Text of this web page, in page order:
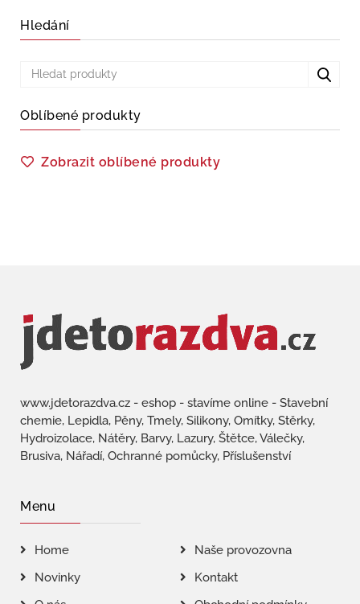
Hledání
Oblíbené produkty
Zobrazit oblíbené produkty
www.jdetorazdva.cz - eshop - stavíme online - Stavební
chemie, Lepidla, Pěny, Tmely, Silikony, Omítky, Stěrky,
Hydroizolace, Nátěry, Barvy, Lazury, Štětce, Válečky,
Brusiva, Nářadí, Ochranné pomůcky, Příslušenství
Menu
Home
Naše provozovna
Novinky
Kontakt